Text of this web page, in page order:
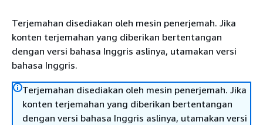
Terjemahan disediakan oleh mesin penerjemah. Jika
konten terjemahan yang diberikan bertentangan
dengan versi bahasa Inggris aslinya, utamakan versi
bahasa Inggris.
Terjemahan disediakan oleh mesin penerjemah. Jika
konten terjemahan yang diberikan bertentangan
dengan versi bahasa Inggris aslinya, utamakan versi